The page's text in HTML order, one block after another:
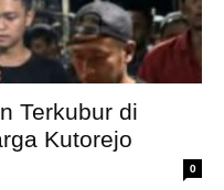
Terkubur di
Kutorejo
0